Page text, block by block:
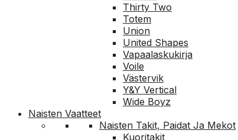
Thirty Two
Totem
Union
United Shapes
Vapaalaskukirja
Voile
Västervik
Y&Y Vertical
Wide Boyz
Naisten Vaatteet
Naisten Takit, Paidat Ja Mekot
Kuoritakit